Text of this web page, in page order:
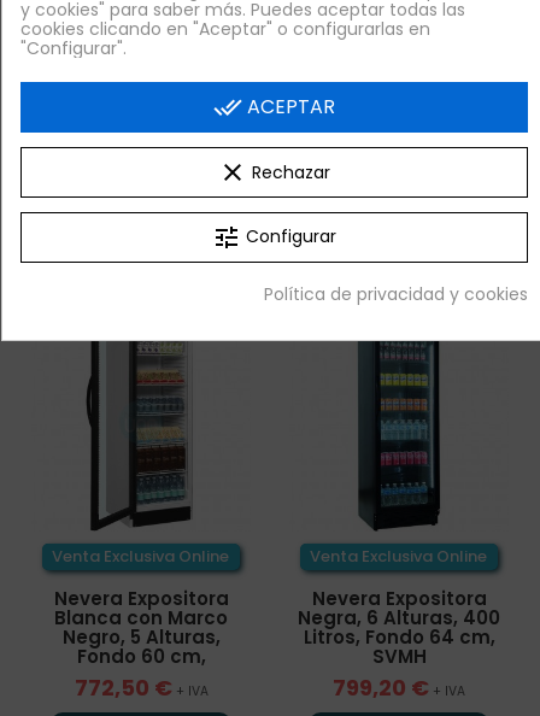
Nevera Expositora
SUBCERO, Hasta -2,5
Grados, Slim, 360
765,04 € + IVA
 ¡AL CARRITO!
Nevera Expositora
Vertical, 360 litros,
Puerta Cristal, Diseño
Venta Exclusiva Online
Nevera Expositora
Blanca con Marco
Negro, 5 Alturas,
Fondo 60 cm,
772,50 € + IVA
Venta Exclusiva Online
Nevera Expositora
Negra, 6 Alturas, 400
Litros, Fondo 64 cm,
SVMH
799,20 € + IVA
y cookies" para saber más. Puedes aceptar todas las
cookies clicando en "Aceptar" o configurarlas en
"Configurar".
done_all ACEPTAR
clear Rechazar
tune Configurar
Política de privacidad y cookies